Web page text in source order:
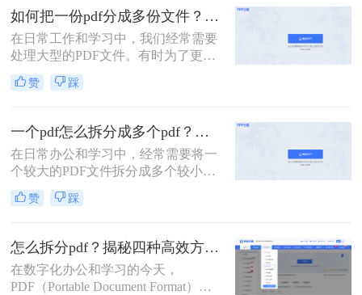
常有用的。那么一个pdf怎么拆分成好
几个呢？本文将详细介绍两种常见的
PDF拆分方法。
如何把一份pdf分成多份文件？这3种拆分小妙招了解下！
在日常工作和学习中，我们经常需要
处理大型的PDF文件。有时为了更便
于查阅或分享，我们可能需要将这些
文件拆分成多个小部分。那么如何把
三种高效的PDF文件拆分方法，帮助
您轻松完成文件拆分任务。
赞 踩
一个pdf怎么拆分成多个pdf？教你3招轻松拆分！
在日常办公和学习中，经常需要将一
个较大的PDF文件拆分成多个较小的
PDF文件，以便于分享、管理或打
印。那么一个pdf怎么拆分成多个pdf
成多个PDF文件的实用方法。
赞 踩
怎么拆分pdf？揭秘四种高效方法，总有一款适合你！
在数字化办公和学习的今天，
PDF（Portable Document Format）因